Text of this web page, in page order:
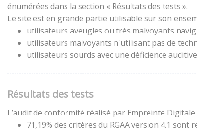
énumérées dans la section « Résultats des tests ».
Le site est en grande partie utilisable sur son
utilisateurs aveugles ou très malvoyants
utilisateurs malvoyants n'utilisant pas de
utilisateurs sourds avec une déficience
Résultats des tests
L’audit de conformité réalisé par Empreinte Digitale
71,19% des critères du RGAA version 4.1 sont